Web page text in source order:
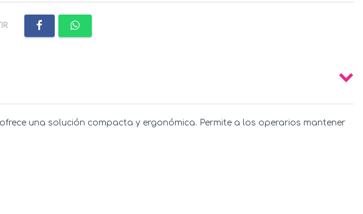
una solución compacta y ergonómica. Permite a los operarios mantener